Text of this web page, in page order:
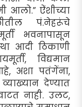
आलो.” ऐंशीच्या
पं.नेहरूंचे
भवनापासून
आदी ठिकाणी
विद्यमान
अशा पतंगेंना,
देण्यात
नाही. उलट,